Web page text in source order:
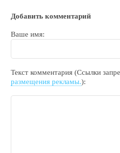
Добавить комментарий
Ваше имя:
Текст комментария (Ссылки
размещения рекламы.):